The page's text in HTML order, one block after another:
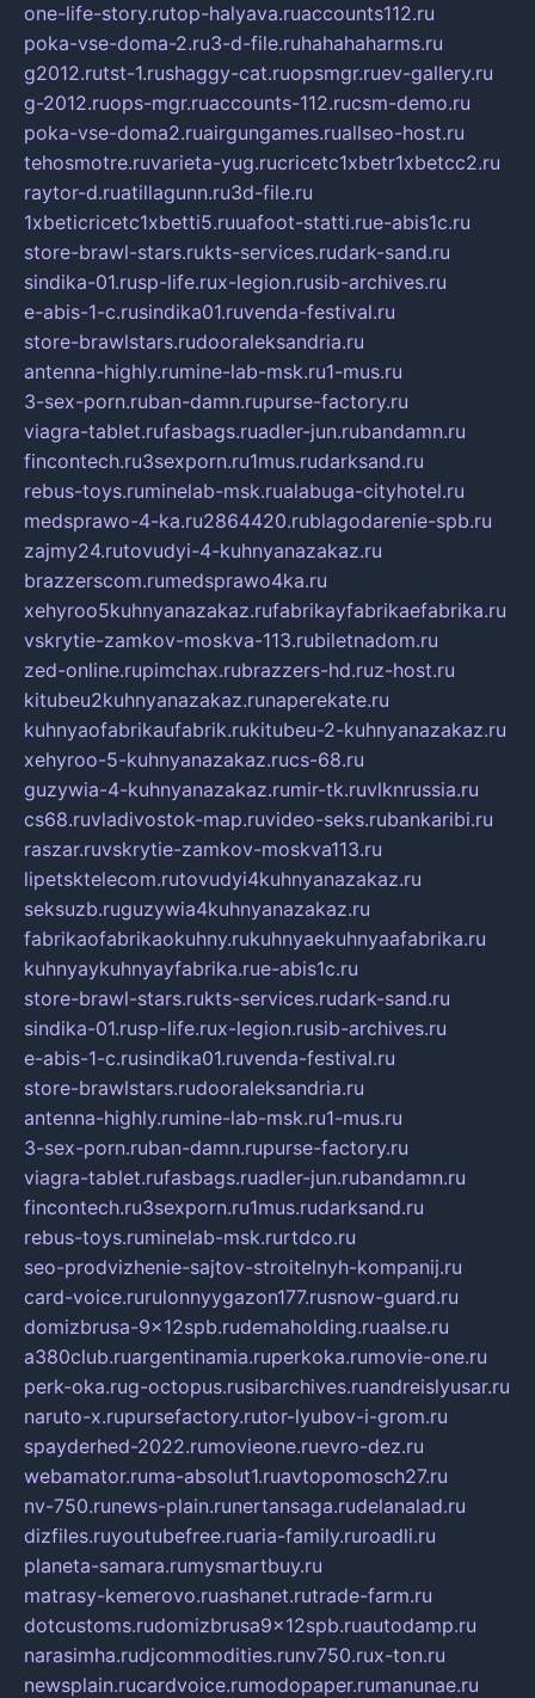
one-life-story.rutop-halyava.ruaccounts112.ru
poka-vse-doma-2.ru3-d-file.ruhahahaharms.ru
g2012.rutst-1.rushaggy-cat.ruopsmgr.ruev-gallery.ru
g-2012.ruops-mgr.ruaccounts-112.rucsm-demo.ru
poka-vse-doma2.ruairgungames.ruallseo-host.ru
tehosmotre.ruvarieta-yug.rucricetc1xbetr1xbetcc2.ru
raytor-d.ruatillagunn.ru3d-file.ru
1xbeticricetc1xbetti5.ruuafoot-statti.rue-abis1c.ru
store-brawl-stars.rukts-services.rudark-sand.ru
sindika-01.rusp-life.rux-legion.rusib-archives.ru
e-abis-1-c.rusindika01.ruvenda-festival.ru
store-brawlstars.rudooraleksandria.ru
antenna-highly.rumine-lab-msk.ru1-mus.ru
3-sex-porn.ruban-damn.rupurse-factory.ru
viagra-tablet.rufasbags.ruadler-jun.rubandamn.ru
fincontech.ru3sexporn.ru1mus.rudarksand.ru
rebus-toys.ruminelab-msk.rualabuga-cityhotel.ru
medsprawo-4-ka.ru2864420.rublagodarenie-spb.ru
zajmy24.rutovudyi-4-kuhnyanazakaz.ru
brazzerscom.rumedsprawo4ka.ru
xehyroo5kuhnyanazakaz.rufabrikayfabrikaefabrika.ru
vskrytie-zamkov-moskva-113.rubiletnadom.ru
zed-online.rupimchax.rubrazzers-hd.ruz-host.ru
kitubeu2kuhnyanazakaz.runaperekate.ru
kuhnyaofabrikaufabrik.rukitubeu-2-kuhnyanazakaz.ru
xehyroo-5-kuhnyanazakaz.rucs-68.ru
guzywia-4-kuhnyanazakaz.rumir-tk.ruvlknrussia.ru
cs68.ruvladivostok-map.ruvideo-seks.rubankaribi.ru
raszar.ruvskrytie-zamkov-moskva113.ru
lipetsktelecom.rutovudyi4kuhnyanazakaz.ru
seksuzb.ruguzywia4kuhnyanazakaz.ru
fabrikaofabrikaokuhny.rukuhnyaekuhnyaafabrika.ru
kuhnyaykuhnyayfabrika.rue-abis1c.ru
store-brawl-stars.rukts-services.rudark-sand.ru
sindika-01.rusp-life.rux-legion.rusib-archives.ru
e-abis-1-c.rusindika01.ruvenda-festival.ru
store-brawlstars.rudooraleksandria.ru
antenna-highly.rumine-lab-msk.ru1-mus.ru
3-sex-porn.ruban-damn.rupurse-factory.ru
viagra-tablet.rufasbags.ruadler-jun.rubandamn.ru
fincontech.ru3sexporn.ru1mus.rudarksand.ru
rebus-toys.ruminelab-msk.rurtdco.ru
seo-prodvizhenie-sajtov-stroitelnyh-kompanij.ru
card-voice.rurulonnyygazon177.rusnow-guard.ru
domizbrusa-9x12spb.rudemaholding.ruaalse.ru
a380club.ruargentinamia.ruperkoka.rumovie-one.ru
perk-oka.rug-octopus.rusibarchives.ruandreislyusar.ru
naruto-x.rupursefactory.rutor-lyubov-i-grom.ru
spayderhed-2022.rumovieone.ruevro-dez.ru
webamator.ruma-absolut1.ruavtopomosch27.ru
nv-750.runews-plain.runertansaga.rudelanalad.ru
dizfiles.ruyoutubefree.ruaria-family.ruroadli.ru
planeta-samara.rumysmartbuy.ru
matrasy-kemerovo.ruashanet.rutrade-farm.ru
dotcustoms.rudomizbrusa9x12spb.ruautodamp.ru
narasimha.rudjcommodities.runv750.rux-ton.ru
newsplain.rucardvoice.rumodopaper.rumanunae.ru